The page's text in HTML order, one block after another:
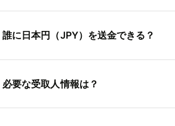
誰に日本円（JPY）を送金できる？
必要な受取人情報は？